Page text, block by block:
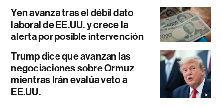
Yen avanza tras el débil dato
laboral de EE.UU. y crece la
alerta por posible intervención
Trump dice que avanzan las
negociaciones sobre Ormuz
mientras Irán evalúa veto a
EE.UU.